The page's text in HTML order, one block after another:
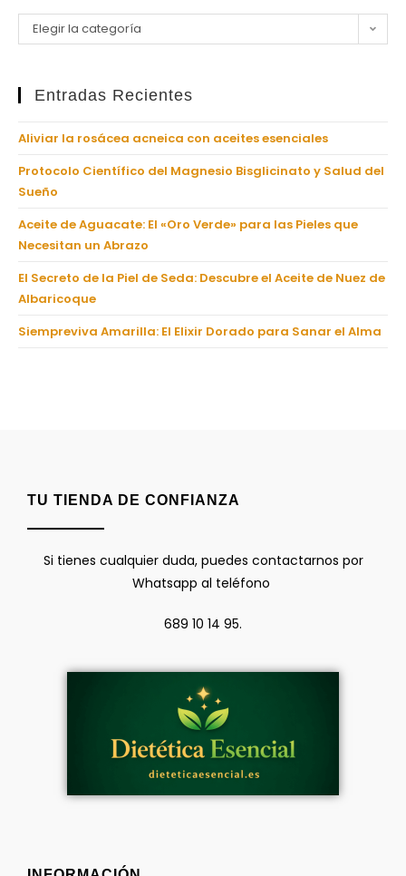
Elegir la categoría
Entradas Recientes
Aliviar la rosácea acneica con aceites esenciales
Protocolo Científico del Magnesio Bisglicinato y Salud del
Sueño
Aceite de Aguacate: El «Oro Verde» para las Pieles que
Necesitan un Abrazo
El Secreto de la Piel de Seda: Descubre el Aceite de Nuez de
Albaricoque
Siempreviva Amarilla: El Elixir Dorado para Sanar el Alma
TU TIENDA DE CONFIANZA
Si tienes cualquier duda, puedes contactarnos por
Whatsapp al teléfono
689 10 14 95.